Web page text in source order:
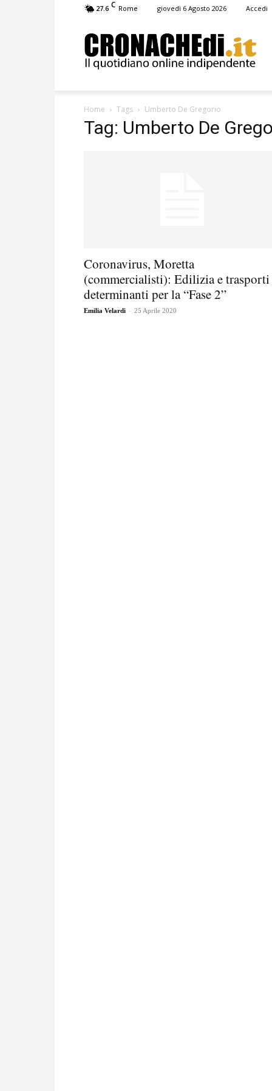
27.6 C Rome giovedì 6 Agosto 2026 Accedi
Home Tags Umberto De Gregorio
Tag: Umberto De
Coronavirus, Moretta
(commercialisti): Edilizia e trasporti
determinanti per la “Fase 2”
Emilia Velardi - 25 Aprile 2020